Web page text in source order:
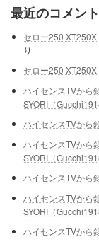
最近のコメント
セロー250
り
セロー250
ハイセンスTVから
SYORI（
ハイセンスTVから
ハイセンスTVから
SYORI（
ハイセンスTVから
ハイセンスTVから
SYORI（
ハイセンスTVから